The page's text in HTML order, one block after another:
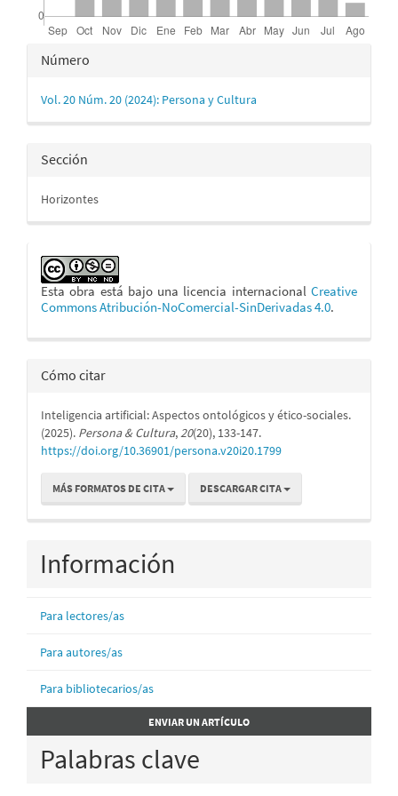
Detalles
del
artículo
Número
Vol. 20 Núm. 20 (2024): Persona y Cultura
Sección
Horizontes
Esta obra está bajo una licencia internacional Creative
Commons Atribución-NoComercial-SinDerivadas 4.0.
Cómo citar
Inteligencia artificial: Aspectos ontológicos y ético-sociales.
(2025). Persona & Cultura,20(20), 133-147.
https://doi.org/10.36901/persona.v20i20.1799
MÁS FORMATOS DE CITA DESCARGAR CITA
Información
Para lectores/as
Para autores/as
Para bibliotecarios/as
un
artículo
ENVIAR UN ARTÍCULO
Palabras clave